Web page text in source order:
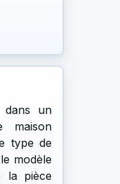
dans un
maison
type de
modèle
la pièce